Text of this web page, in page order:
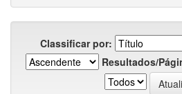
Classificar por:
Resultados/